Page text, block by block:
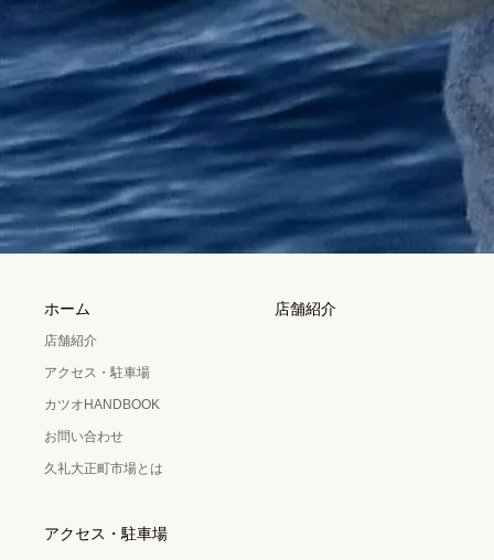
ホーム
店舗紹介
アクセス・駐車場
カツオHANDBOOK
お問い合わせ
久礼大正町市場とは
店舗紹介
アクセス・駐車場